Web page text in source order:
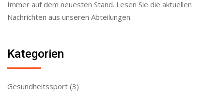
Immer auf dem neuesten Stand. Lesen Sie die aktuellen
Nachrichten aus unseren Abteilungen.
Kategorien
Gesundheitssport (3)